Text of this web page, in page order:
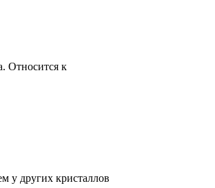
Относится к
у других кристаллов